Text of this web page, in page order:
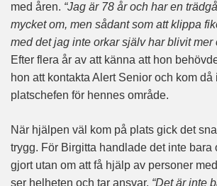
med åren. “Jag är 78 år och har en
mycket om, men sådant som att klippa
med det jag inte orkar själv har blivit mer
Efter flera år av att känna att hon
hon att kontakta Alert Senior och kom då
platschefen för hennes område.
När hjälpen väl kom på plats gick det
trygg. För Birgitta handlade det inte bara
gjort utan om att få hjälp av personer
ser helheten och tar ansvar. “Det är inte